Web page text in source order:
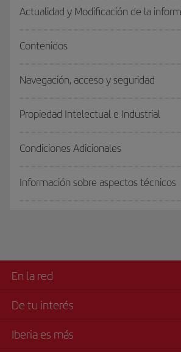
Actualidad y Modificación de la
Contenidos
Navegación, acceso y seguridad
Propiedad Intelectual e Industrial
Condiciones Adicionales
Información sobre aspectos técnicos
En la red
De tu interés
Iberia es más